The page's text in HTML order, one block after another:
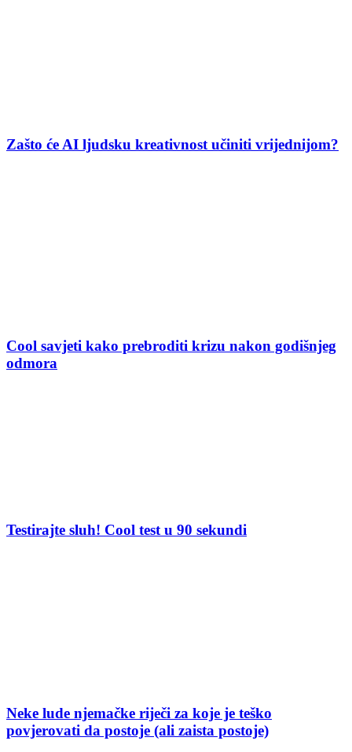
Zašto će AI ljudsku kreativnost učiniti vrijednijom?
Cool savjeti kako prebroditi krizu nakon godišnjeg
odmora
Testirajte sluh! Cool test u 90 sekundi
Neke lude njemačke riječi za koje je teško
povjerovati da postoje (ali zaista postoje)